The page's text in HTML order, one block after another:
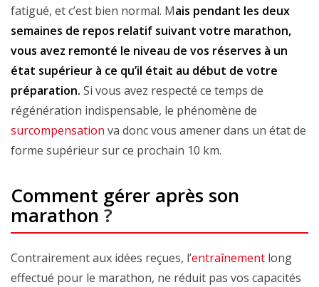
fatigué, et c’est bien normal. Mais pendant les deux
semaines de repos relatif suivant votre marathon,
vous avez remonté le niveau de vos réserves à un
état supérieur à ce qu’il était au début de votre
préparation. Si vous avez respecté ce temps de
régénération indispensable, le phénomène de
surcompensation va donc vous amener dans un état de
forme supérieur sur ce prochain 10 km.
Comment gérer après son
marathon ?
Contrairement aux idées reçues, l’entraînement long
effectué pour le marathon, ne réduit pas vos capacités